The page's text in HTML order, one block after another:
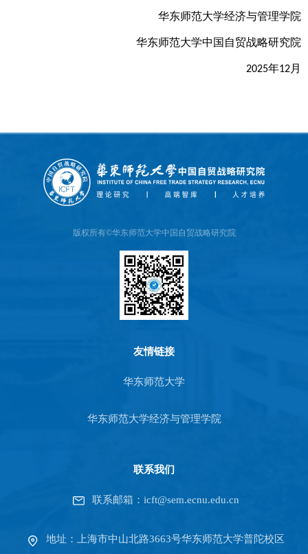
华东师范大学经济与管理学院
华东师范大学中国自贸战略研究院
2025年12月
版权所有©华东师范大学中国自贸战略研究院
友情链接
华东师范大学
华东师范大学经济与管理学院
联系我们
联系邮箱：icft@sem.ecnu.edu.cn
地址：上海市中山北路3663号华东师范大学普陀校区